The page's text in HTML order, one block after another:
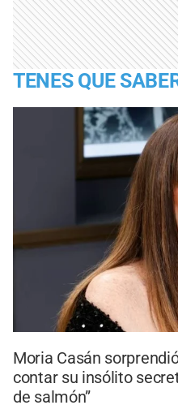
TENES QUE
Moria Casán
contar su insólito
de salmón”